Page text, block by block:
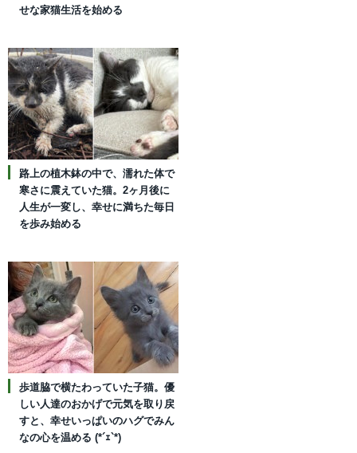
せな家猫生活を始める
路上の植木鉢の中で、濡れた体で
寒さに震えていた猫。2ヶ月後に
人生が一変し、幸せに満ちた毎日
を歩み始める
歩道脇で横たわっていた子猫。優
しい人達のおかげで元気を取り戻
すと、幸せいっぱいのハグでみん
なの心を温める (*´ｪ`*)